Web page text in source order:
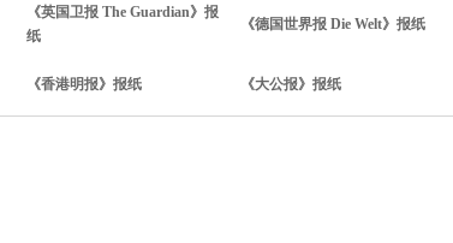
《英国卫报 The Guardian》报
纸
《德国世界报 Die Welt》报纸
《香港明报》报纸 《大公报》报纸